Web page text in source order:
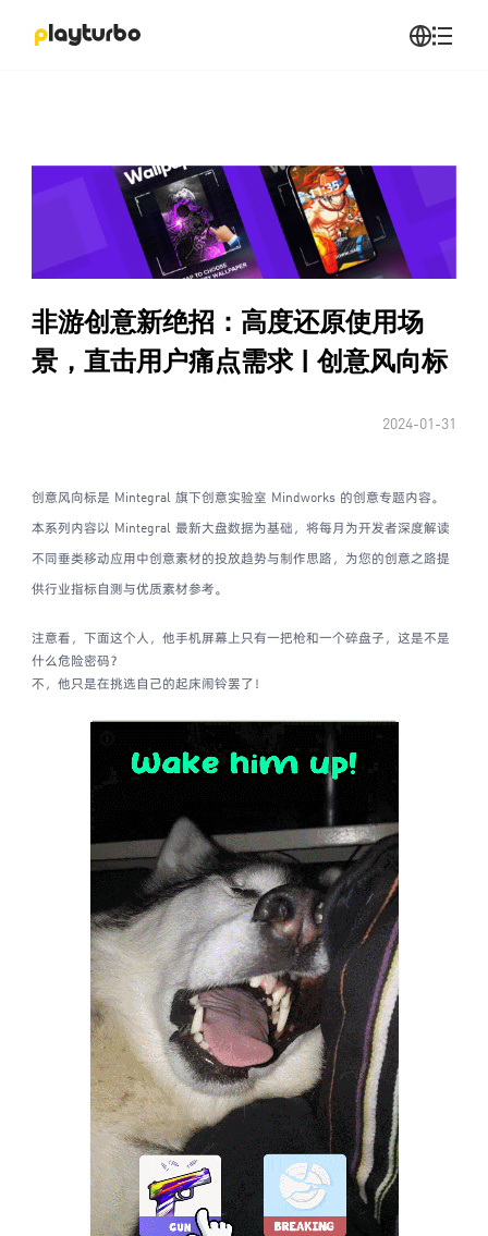
非游创意新绝招：高度还原使用场
景，直击用户痛点需求 | 创意风向标
2024-01-31
创意风向标是 Mintegral 旗下创意实验室 Mindworks 的创意专题内容。
本系列内容以 Mintegral 最新大盘数据为基础，将每月为开发者深度解读
不同垂类移动应用中创意素材的投放趋势与制作思路，为您的创意之路提
供行业指标自测与优质素材参考。
注意看，下面这个人，他手机屏幕上只有一把枪和一个碎盘子，这是不是
什么危险密码？
不，他只是在挑选自己的起床闹铃罢了！